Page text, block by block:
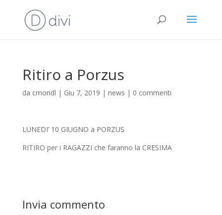
Ritiro a Porzus
da cmondl | Giu 7, 2019 | news | 0 commenti
LUNEDI’ 10 GIUGNO a PORZUS
RITIRO per i RAGAZZI che faranno la CRESIMA
Invia commento